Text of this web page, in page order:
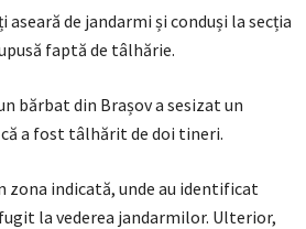
de jandarmi și conduși la secția
faptă de tâlhărie.
bărbat din Brașov a sesizat un
a fost tâlhărit de doi tineri.
zona indicată, unde au identificat
la vederea jandarmilor. Ulterior,